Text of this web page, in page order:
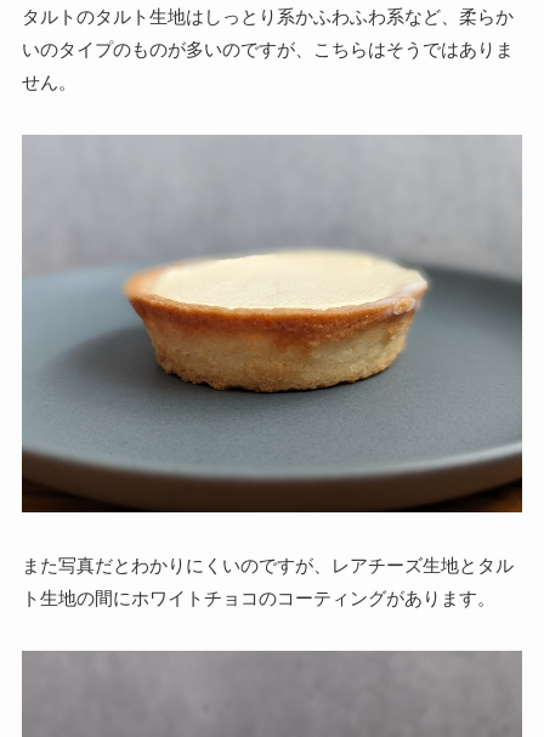
タルトのタルト生地はしっとり系かふわふわ系など、柔らか
いのタイプのものが多いのですが、こちらはそうではありま
せん。
また写真だとわかりにくいのですが、レアチーズ生地とタル
ト生地の間にホワイトチョコのコーティングがあります。